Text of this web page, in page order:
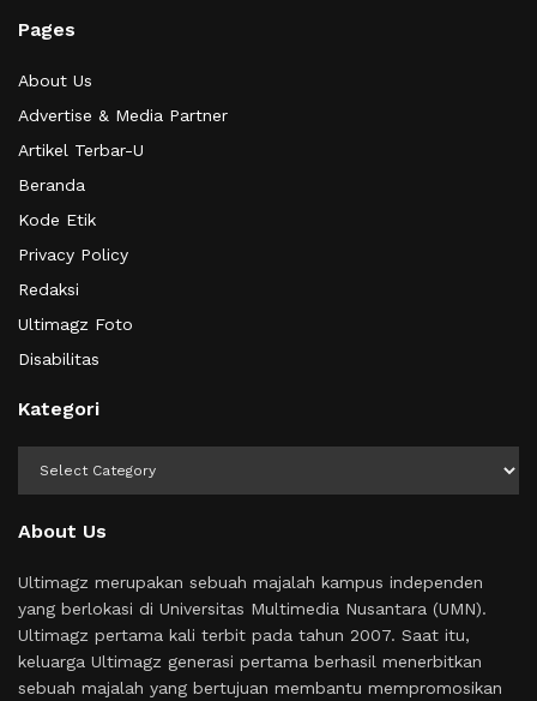
Pages
About Us
Advertise & Media Partner
Artikel Terbar-U
Beranda
Kode Etik
Privacy Policy
Redaksi
Ultimagz Foto
Disabilitas
Kategori
About Us
Ultimagz merupakan sebuah majalah kampus independen
yang berlokasi di Universitas Multimedia Nusantara (UMN).
Ultimagz pertama kali terbit pada tahun 2007. Saat itu,
keluarga Ultimagz generasi pertama berhasil menerbitkan
sebuah majalah yang bertujuan membantu mempromosikan